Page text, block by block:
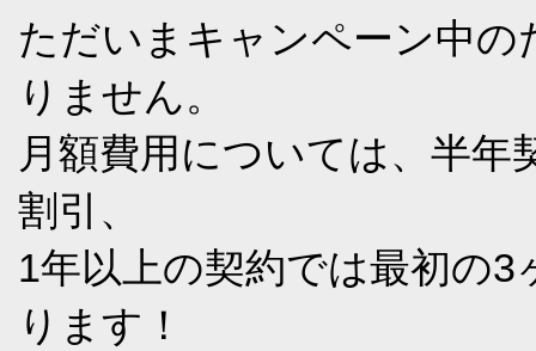
ただいまキャンペーン中
りません。
月額費用については、半年
割引、
1年以上の契約では最初の
ります！